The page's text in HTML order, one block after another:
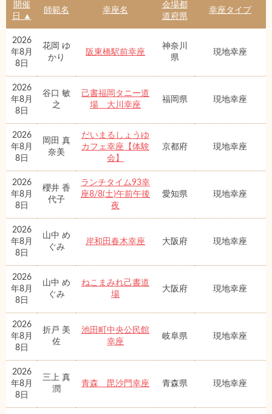
開催
日 ▲
師範名 幸座名
会場都
道府県
幸座タイプ
2026
年8月
8日
花岡 ゆ
かり
阪東橋駅前幸座
神奈川
県
現地幸座
2026
年8月
8日
谷口 敏
之
己書福岡タニー道
場 大川幸座
福岡県 現地幸座
2026
年8月
8日
岡田 真
奈美
だいまるしょうゆ
カフェ幸座【体験
会】
京都府 現地幸座
2026
年8月
8日
櫻井 香
代子
ランチタイム93幸
座8/8(土)午前午後
夜
愛知県 現地幸座
2026
年8月
8日
山中 め
ぐみ
岸和田春木幸座 大阪府 現地幸座
2026
年8月
8日
山中 め
ぐみ
ねこまみれ己書道
場
大阪府 現地幸座
2026
年8月
8日
折戸 美
佐
池田町中央公民館
幸座
岐阜県 現地幸座
2026
年8月
8日
三上 真
潤
青森 毘沙門幸座 青森県 現地幸座